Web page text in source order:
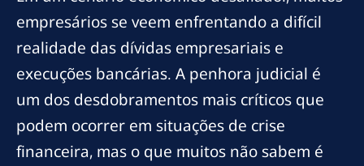
empresários se veem enfrentando a difícil
realidade das dívidas empresariais e
execuções bancárias. A penhora judicial é
um dos desdobramentos mais críticos que
podem ocorrer em situações de crise
financeira, mas o que muitos não sabem é